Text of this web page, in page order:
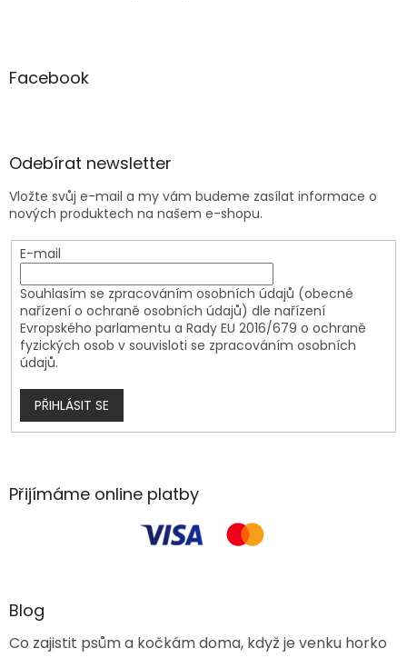
Facebook
Odebírat newsletter
Vložte svůj e-mail a my vám budeme zasílat informace o
nových produktech na našem e-shopu.
E-mail
Souhlasím se zpracováním osobních údajů (obecné
nařízení o ochraně osobních údajů) dle nařízení
Evropského parlamentu a Rady EU 2016/679 o ochraně
fyzických osob v souvisloti se zpracováním osobních
údajů.
PŘIHLÁSIT SE
Přijímáme online platby
Blog
Co zajistit psům a kočkám doma, když je venku horko